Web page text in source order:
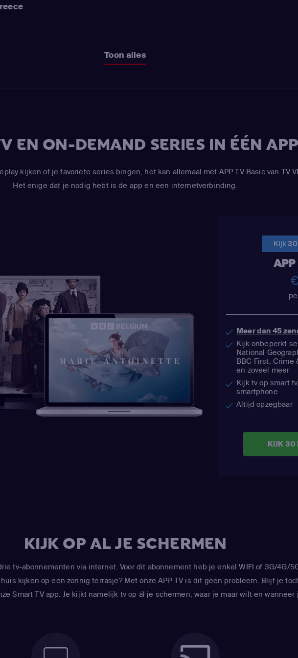
Toon alles
EN ON-DEMAND SERIES IN ÉÉN APP
kijken of je favoriete series bingen, het kan allemaal met APP TV Basic van TV
Het enige dat je nodig hebt is de app en een internetverbinding.
Kijk
Meer dan 45
Kijk onbeperkt
National
BBC First, Crime
en zoveel meer
Kijk tv op smart
smartphone
Altijd opzegbaar
KIJK 30
KIJK OP AL JE SCHERMEN
tv-abonnementen via internet. Voor dit abonnement heb je enkel WIFI of 3G/4G/
kijken op een zonnig terrasje? Met onze APP TV is dit geen probleem. Blijf je
Smart TV app. Je kijkt namelijk tv op ál je schermen, waar je maar wilt en wanneer